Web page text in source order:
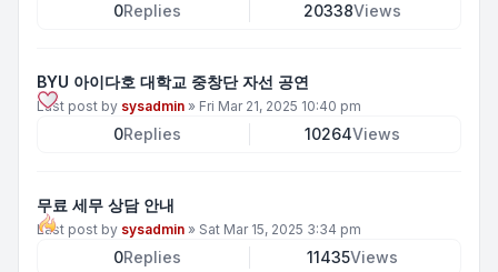
0Replies 20338Views
BYU 아이다호 대학교 중창단 자선 공연
Last post by sysadmin » Fri Mar 21, 2025 10:40 pm
0Replies 10264Views
무료 세무 상담 안내
Last post by sysadmin » Sat Mar 15, 2025 3:34 pm
0Replies 11435Views